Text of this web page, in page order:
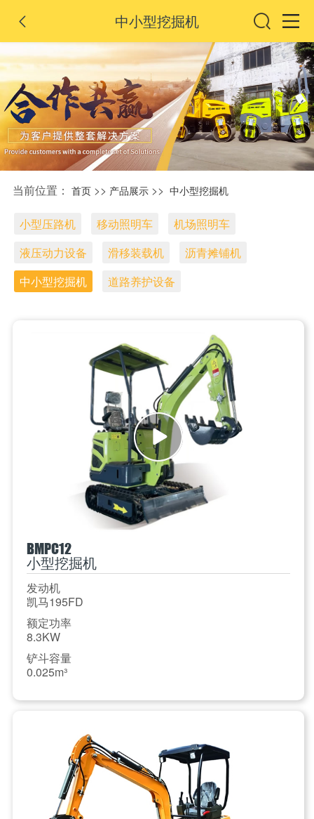
 中小型挖掘机
当前位置： 首页>> 产品展示>> 中小型挖掘机
小型压路机 移动照明车
机场照明车
液压动力设备
滑移装载机
沥青摊铺机
中小型挖掘机
道路养护设备
BMPC12
小型挖掘机
发动机
凯马195FD
额定功率
8.3KW
铲斗容量
0.025m³